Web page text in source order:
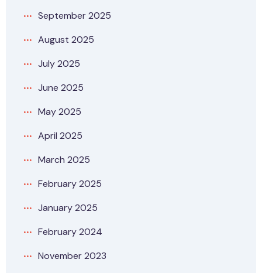
September 2025
August 2025
July 2025
June 2025
May 2025
April 2025
March 2025
February 2025
January 2025
February 2024
November 2023